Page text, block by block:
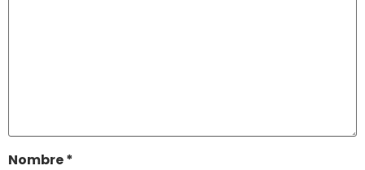
Nombre*